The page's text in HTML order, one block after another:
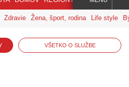
Zdravie Žena, šport, rodina Life style
VŠETKO O SLUŽBE